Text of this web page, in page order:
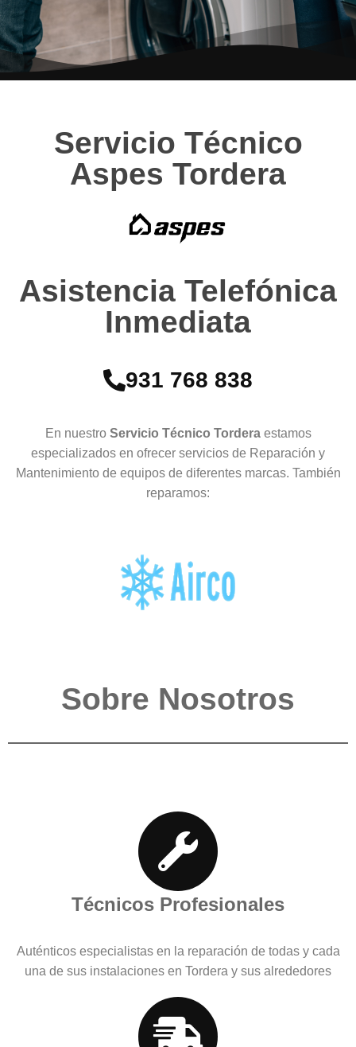
Servicio Técnico
Aspes Tordera
Asistencia Telefónica
Inmediata
931 768 838
En nuestro Servicio Técnico Tordera estamos
especializados en ofrecer servicios de Reparación y
Mantenimiento de equipos de diferentes marcas. También
reparamos:
Sobre Nosotros
Técnicos Profesionales
Auténticos especialistas en la reparación de todas y cada
una de sus instalaciones en Tordera y sus alrededores